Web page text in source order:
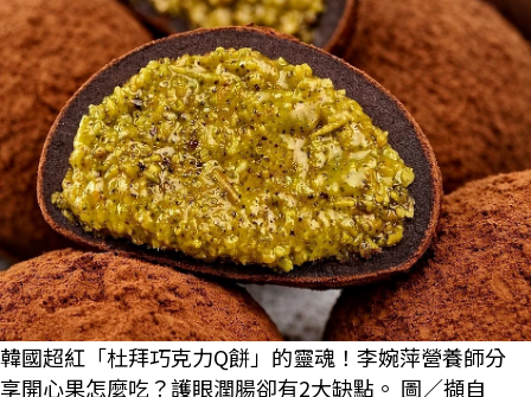
韓國超紅「杜拜巧克力Q餅」的靈魂！李婉萍營養師分
享開心果怎麼吃？護眼潤腸卻有2大缺點。 圖／擷自